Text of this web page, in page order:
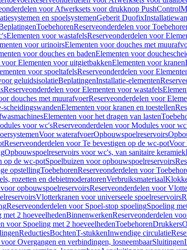
voor Afwerksets voor drukknop PushControl
en spoelsystemenGeberit Duofix
ToebehorenReserveonderdelen voor
Elementen voor wastafelsReserveonderdelen voor
voor urinoirsElementen voor douches met
voor douches en badenElementen voor
voor Elementen voor uitgietbakkenElementen voor kranen
voor spoeltafelsReserveonderdelen voor
geluidsisolatieBeplatingenInstallatie-elementen
Reserveonderdelen voor Elementen voor wastafels
douches met muurafvoerReserveonderdelen voor
scheidingswandenElementen voor kranen en toestellen
Elementen voor het dragen van lasten
voor wc'sReserveonderdelen voor Modules voor
Voor waterafvoerOpbouwspoelreservoirs
Reserveonderdelen voor Te bevestigen op de wc-potVoor
Opbouwspoelreservoirs voor wc's, van sanitaire keramiek
op de wc-potSpoelbuizen voor opbouwspoelreservoirs
opstellingToebehorenReserveonderdelen voor
rozetten en debietmoderatorenVerbruiksmateriaal
opbouwspoelreservoirsReserveonderdelen voor
Vlotterkranen voor universeele spoelreservoirs
Reserveonderdelen voor Spoel-stop spoelingSpoeling
2 hoeveelhedenBinnenwerkenReserveonderdelen
voor Spoeling met 2 hoeveelhedenToebehorenDrukkers
ReductiesBochtenT-stukkenInwendige circulatie
Overgangen en verbindingen, losneembaarSluitingen